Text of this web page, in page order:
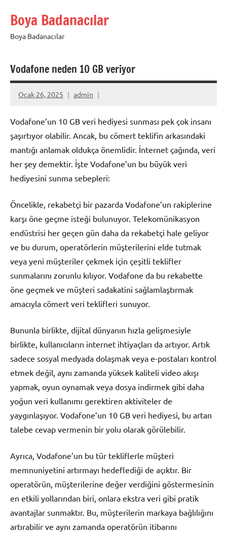
Boya Badanacılar
Boya Badanacılar
Vodafone neden 10 GB veriyor
Ocak 26, 2025 admin
Vodafone’un 10 GB veri hediyesi sunması pek çok insanı
şaşırtıyor olabilir. Ancak, bu cömert teklifin arkasındaki
mantığı anlamak oldukça önemlidir. İnternet çağında, veri
her şey demektir. İşte Vodafone’un bu büyük veri
hediyesini sunma sebepleri:
Öncelikle, rekabetçi bir pazarda Vodafone’un rakiplerine
karşı öne geçme isteği bulunuyor. Telekomünikasyon
endüstrisi her geçen gün daha da rekabetçi hale geliyor
ve bu durum, operatörlerin müşterilerini elde tutmak
veya yeni müşteriler çekmek için çeşitli teklifler
sunmalarını zorunlu kılıyor. Vodafone da bu rekabette
öne geçmek ve müşteri sadakatini sağlamlaştırmak
amacıyla cömert veri teklifleri sunuyor.
Bununla birlikte, dijital dünyanın hızla gelişmesiyle
birlikte, kullanıcıların internet ihtiyaçları da artıyor. Artık
sadece sosyal medyada dolaşmak veya e-postaları kontrol
etmek değil, aynı zamanda yüksek kaliteli video akışı
yapmak, oyun oynamak veya dosya indirmek gibi daha
yoğun veri kullanımı gerektiren aktiviteler de
yaygınlaşıyor. Vodafone’un 10 GB veri hediyesi, bu artan
talebe cevap vermenin bir yolu olarak görülebilir.
Ayrıca, Vodafone’un bu tür tekliflerle müşteri
memnuniyetini artırmayı hedeflediği de açıktır. Bir
operatörün, müşterilerine değer verdiğini göstermesinin
en etkili yollarından biri, onlara ekstra veri gibi pratik
avantajlar sunmaktır. Bu, müşterilerin markaya bağlılığını
artırabilir ve aynı zamanda operatörün itibarını